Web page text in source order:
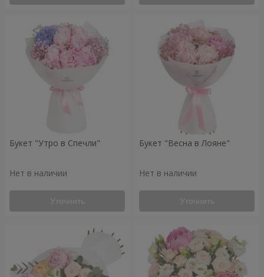
Букет "Утро в Спечли"
Нет в наличии
Уточнить
Букет "Весна в Лояне"
Нет в наличии
Уточнить